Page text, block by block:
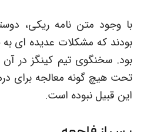
با وجود متن نامه ریکی،
بودند که مشکلات عدیده ای
بود. سخنگوی تیم کینگز در آن
تحت هیچ گونه معالجه برای
این قبیل نبوده است.